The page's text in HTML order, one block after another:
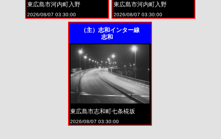
東広島市河内町入野
2026/08/07 03:30:00
東広島市河内町入野
2026/08/07 03:30:00
（主）志和インター線
志和
東広島市志和町七条椛坂
2026/08/07 03:30:00